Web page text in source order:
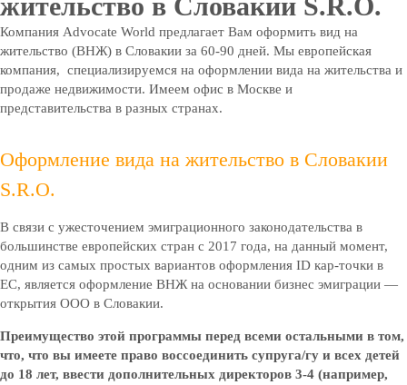
Компания Advocate World предлагает Вам оформить вид на
жительство (ВНЖ) в Словакии за 60-90 дней. Мы европейская
компания, специализируемся на оформлении вида на жительства и
продаже недвижимости. Имеем офис в Москве и
представительства в разных странах.
Оформление вида на жительство в Словакии
S.R.O.
В связи с ужесточением эмиграционного законодательства в
большинстве европейских стран с 2017 года, на данный момент,
одним из самых простых вариантов оформления ID кар-точки в
ЕС, является оформление ВНЖ на основании бизнес эмиграции —
открытия ООО в Словакии.
Преимущество этой программы перед всеми остальными в том,
что, что вы имеете право воссоединить супруга/гу и всех детей
до 18 лет, ввести дополнительных директоров 3-4 (например,